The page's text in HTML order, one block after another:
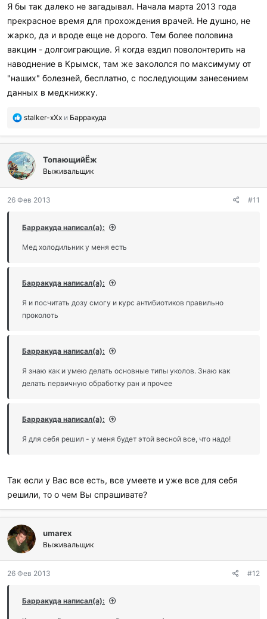
и
л
и
Я бы так далеко не загадывал. Начала марта 2013 года
прекрасное время для прохождения врачей. Не душно, не
жарко, да и вроде еще не дорого. Тем более половина
вакцин - долгоиграющие. Я когда ездил поволонтерить на
наводнение в Крымск, там же закололся по максимуму от
"наших" болезней, бесплатно, с последующим занесением
данных в медкнижку.
П
б
а
г
о
а
и
и
stalker-xXx и Барракуда
ТопающийЁж
Выживальщик
26 Фев 2013 #11
Барракуда написал(а):
Мед холодильник у меня есть
Барракуда написал(а):
Я и посчитать дозу смогу и курс антибиотиков правильно
проколоть
Барракуда написал(а):
Я знаю как и умею делать основные типы уколов. Знаю как
делать первичную обработку ран и прочее
Барракуда написал(а):
Я для себя решил - у меня будет этой весной все, что надо!
Так если у Вас все есть, все умеете и уже все для себя
решили, то о чем Вы спрашивате?
umarex
Выживальщик
26 Фев 2013 #12
Барракуда написал(а):